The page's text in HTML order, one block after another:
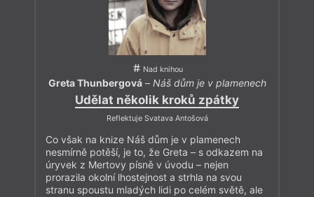
Nad knihou
Greta Thunbergová– Náš dům je v plamenech
Udělat několik kroků zpátky
Reflektuje Svatava Antošová
Co však na knize Náš dům je v plamenech
nesmírně potěší, je to, že Greta – s odkazem na
úryvek z Mertovy písně v úvodu – nejen
prorazila okolní lhostejnost a strhla na svou
stranu spoustu mladých lidi po celém světě, ale